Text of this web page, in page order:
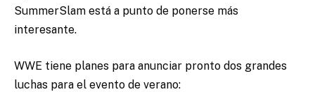
SummerSlam está a punto de ponerse más
interesante.
WWE tiene planes para anunciar pronto dos grandes
luchas para el evento de verano: